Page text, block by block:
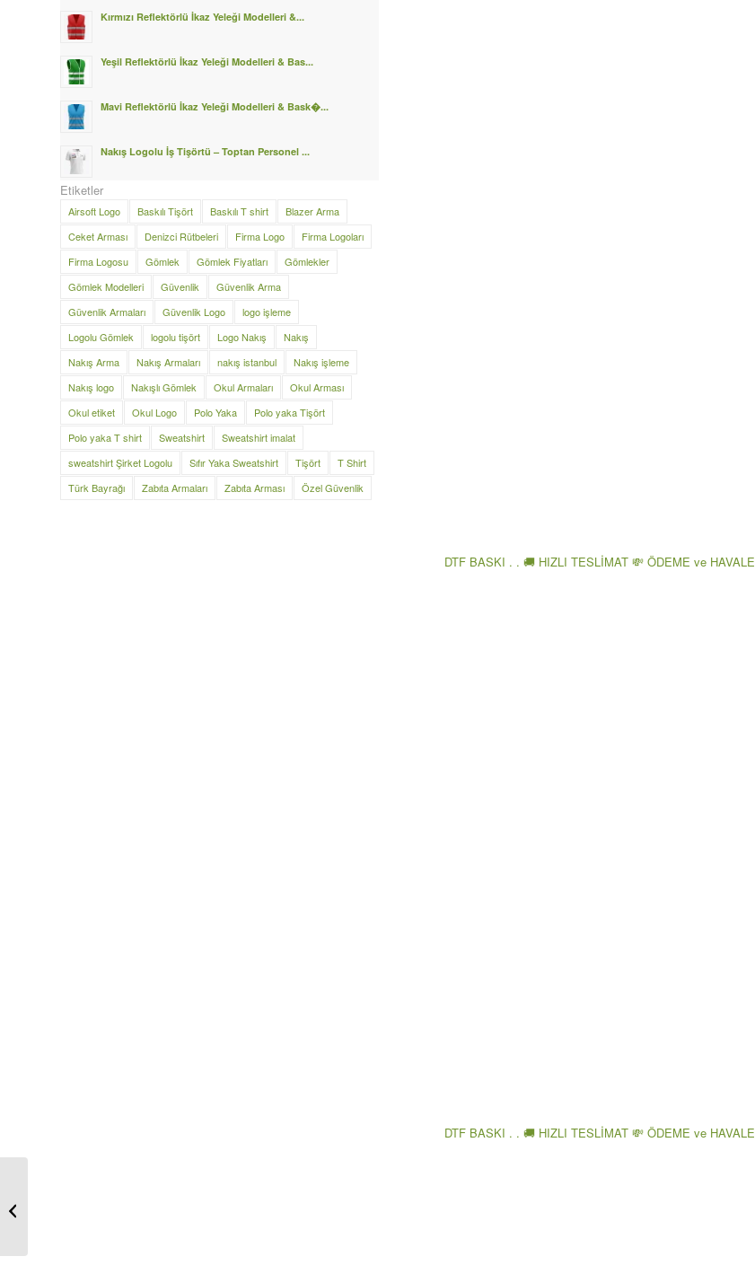
Kırmızı Reflektörlü İkaz Yeleği Modelleri &...
Yeşil Reflektörlü İkaz Yeleği Modelleri & Bas...
Mavi Reflektörlü İkaz Yeleği Modelleri & Bask�...
Nakış Logolu İş Tişörtü – Toptan Personel ...
Etiketler
Airsoft Logo Baskılı Tişört Baskılı T shirt
Blazer Arma
Ceket Arması
Denizci Rütbeleri Firma Logo
Firma Logoları
Firma Logosu
Gömlek Gömlek Fiyatları
Gömlekler
Gömlek Modelleri
Güvenlik
Güvenlik Arma
Güvenlik Armaları
Güvenlik Logo
logo işleme
Logolu Gömlek
logolu tişört Logo Nakış
Nakış
Nakış Arma
Nakış Armaları nakış istanbul
Nakış işleme
Nakış logo
Nakışlı Gömlek Okul Armaları
Okul Arması
Okul etiket
Okul Logo Polo Yaka
Polo yaka Tişört
Polo yaka T shirt
Sweatshirt
Sweatshirt imalat
sweatshirt Şirket Logolu
Sıfır Yaka Sweatshirt Tişört
T Shirt
Türk Bayrağı
Zabıta Armaları Zabıta Arması Özel Güvenlik
DTF BASKI . . 🚚 HIZLI TESLİMAT 💸 ÖDEME ve HAVALE
DTF BASKI . . 🚚 HIZLI TESLİMAT 💸 ÖDEME ve HAVALE